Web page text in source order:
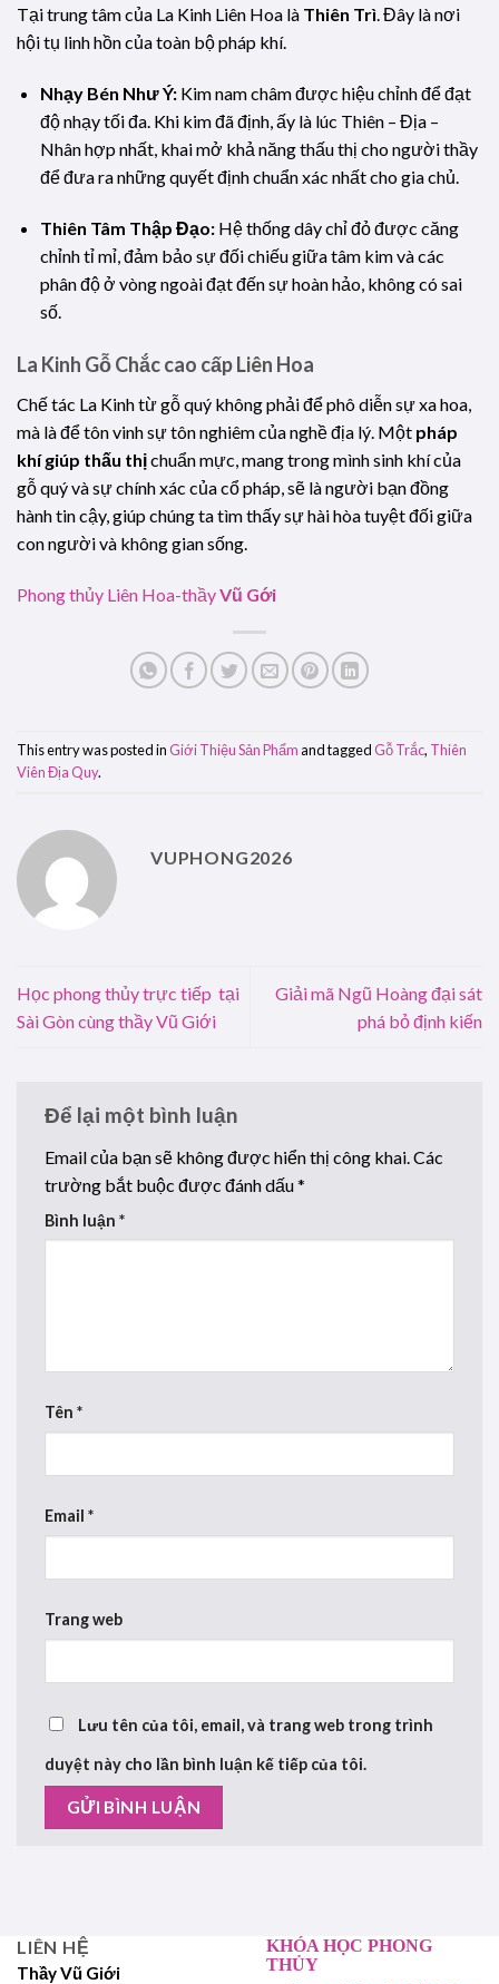
Tại trung tâm của La Kinh Liên Hoa là Thiên Trì. Đây là nơi
hội tụ linh hồn của toàn bộ pháp khí.
Nhạy Bén Như Ý:Kim nam châm được hiệu chỉnh để đạt
độ nhạy tối đa. Khi kim đã định, ấy là lúc Thiên – Địa –
Nhân hợp nhất, khai mở khả năng thấu thị cho người thầy
để đưa ra những quyết định chuẩn xác nhất cho gia chủ.
Thiên Tâm Thập Đạo:Hệ thống dây chỉ đỏ được căng
chỉnh tỉ mỉ, đảm bảo sự đối chiếu giữa tâm kim và các
phân độ ở vòng ngoài đạt đến sự hoàn hảo, không có sai
số.
La Kinh Gỗ Chắc cao cấp Liên Hoa
Chế tác La Kinh từ gỗ quý không phải để phô diễn sự xa hoa,
mà là để tôn vinh sự tôn nghiêm của nghề địa lý. Một pháp
khí giúp thấu thịchuẩn mực, mang trong mình sinh khí của
gỗ quý và sự chính xác của cổ pháp, sẽ là người bạn đồng
hành tin cậy, giúp chúng ta tìm thấy sự hài hòa tuyệt đối giữa
con người và không gian sống.
Phong thủy Liên Hoa-thầyVũ Gới
This entry was posted inGiới Thiệu Sản Phẩmand taggedGỗ Trắc, Thiên
Viên Địa Quy.
VUPHONG2026
Học phong thủy trực tiếp tại
Sài Gòn cùng thầy Vũ Giới
Giải mã Ngũ Hoàng đại sát
phá bỏ định kiến
Để lại một bình luận
Email của bạn sẽ không được hiển thị công khai. Các
trường bắt buộc được đánh dấu*
Bình luận *
Tên *
Email *
Trang web
Lưu tên của tôi, email, và trang web trong trình
duyệt này cho lần bình luận kế tiếp của tôi.
LIÊN HỆ
Thầy Vũ Giới
KHÓA HỌC PHONG
THỦY